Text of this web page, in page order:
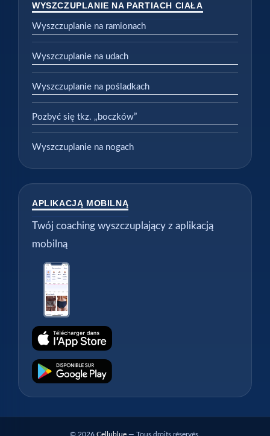
WYSZCZUPLANIE NA PARTIACH CIAŁA
Wyszczuplanie na ramionach
Wyszczuplanie na udach
Wyszczuplanie na pośladkach
Pozbyć się tkz. „boczków”
Wyszczuplanie na nogach
APLIKACJĄ MOBILNĄ
Twój coaching wyszczuplający z aplikacją
mobilną
© 2026 Cellublue — Tous droits réservés.